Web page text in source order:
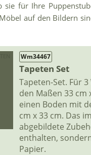
sie für Ihre
auf den Bildern
Wm34467
Tapeten Set
Tapeten-Set. Für
den Maßen 33 cm
einen Boden mit
cm x 33 cm. Das
abgebildete
enthalten,
Papier.